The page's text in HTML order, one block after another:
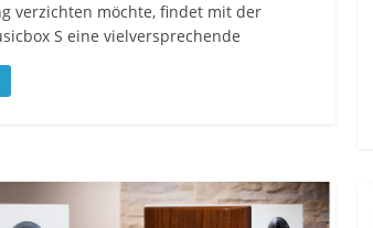
verzichten möchte, findet mit der
S eine vielversprechende